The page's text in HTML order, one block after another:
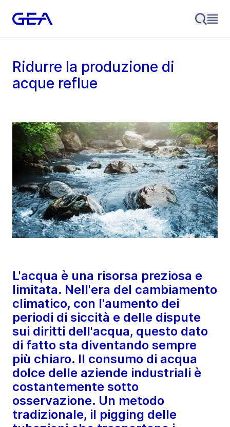
Ridurre la produzione di
acque reflue
L'acqua è una risorsa preziosa e
limitata. Nell'era del cambiamento
climatico, con l'aumento dei
periodi di siccità e delle dispute
sui diritti dell'acqua, questo dato
di fatto sta diventando sempre
più chiaro. Il consumo di acqua
dolce delle aziende industriali è
costantemente sotto
osservazione. Un metodo
tradizionale, il pigging delle